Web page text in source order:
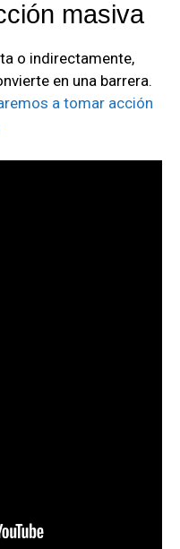
masiva
o indirectamente,
en una barrera.
a tomar acción